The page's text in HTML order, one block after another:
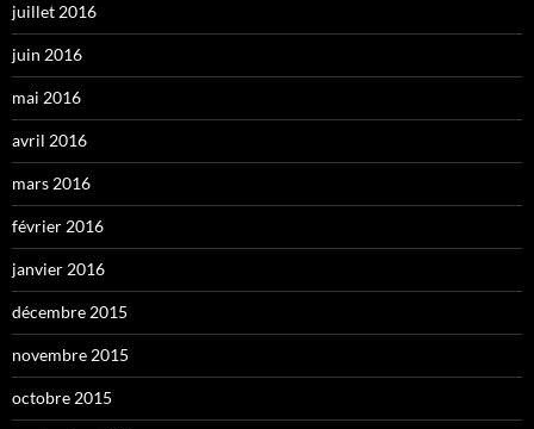
juillet 2016
juin 2016
mai 2016
avril 2016
mars 2016
février 2016
janvier 2016
décembre 2015
novembre 2015
octobre 2015